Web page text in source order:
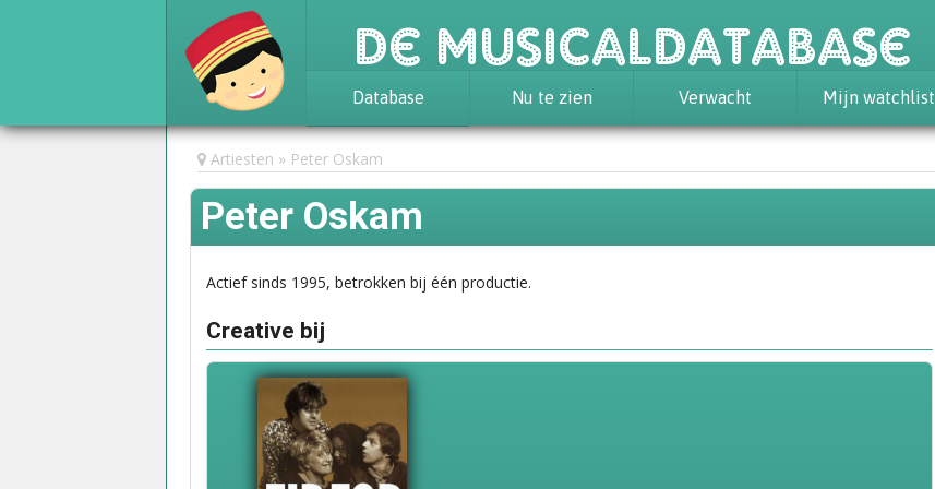
De Musicaldatabase
Database
Achtergrond
Awards
Statistieken
Nu te zien Verwacht Mijn watchlist
Artiesten Peter Oskam
Peter Oskam
Actief sinds 1995, betrokken bij één productie.
Creative bij